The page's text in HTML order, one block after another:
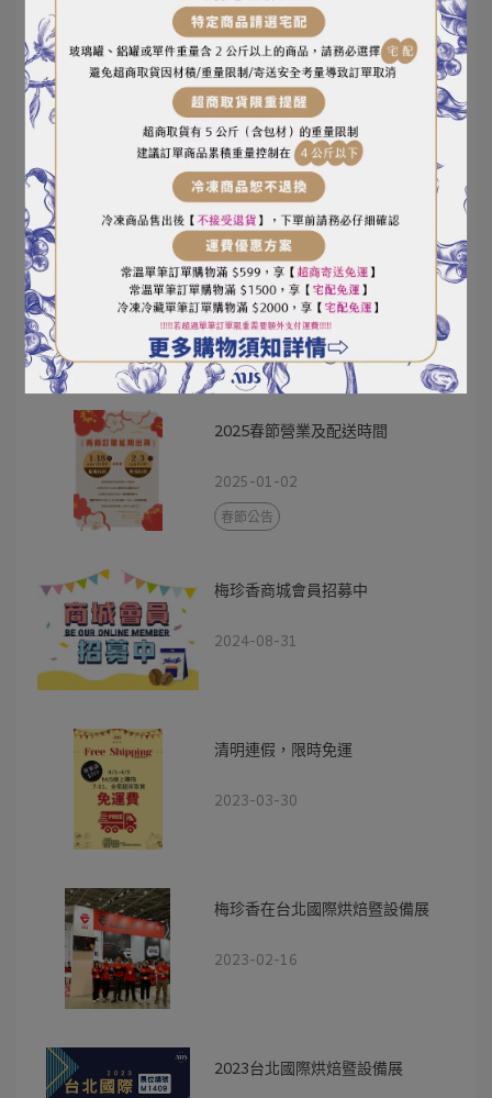
小磨坊廟口小吃系列買三送一到
6/30
2025-05-12
小磨坊
JETINNO品牌購機優惠
2025-04-17
JETINNO
2025春節營業及配送時間
2025-01-02
春節公告
梅珍香商城會員招募中
2024-08-31
清明連假，限時免運
2023-03-30
梅珍香在台北國際烘焙暨設備展
2023-02-16
2023台北國際烘焙暨設備展